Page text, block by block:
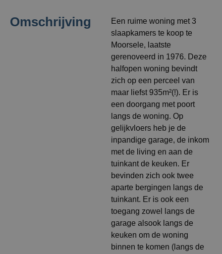
Omschrijving
Een ruime woning met 3
slaapkamers te koop te
Moorsele, laatste
gerenoveerd in 1976. Deze
halfopen woning bevindt
zich op een perceel van
maar liefst 935m²(!). Er is
een doorgang met poort
langs de woning. Op
gelijkvloers heb je de
inpandige garage, de inkom
met de living en aan de
tuinkant de keuken. Er
bevinden zich ook twee
aparte bergingen langs de
tuinkant. Er is ook een
toegang zowel langs de
garage alsook langs de
keuken om de woning
binnen te komen (langs de